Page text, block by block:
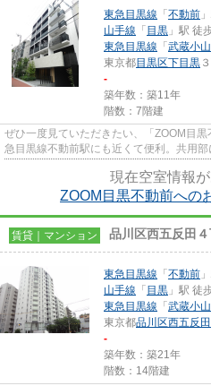
東急目黒線 「 不動前
山手線 「 目黒 」駅 徒
東急目黒線 「 武蔵小山
東京都目黒区下目黒
-
築年数：築11年
階数：7階建
ぜひ一度見ていただきたい、「ZOOM目
急目黒線不動前駅にも近くて便利。共用
現在空室情報が
ZOOM目黒不動前への
賃貸｜マンション 品川区西五反田
東急目黒線 「 不動前
山手線 「 目黒 」駅 徒
東急目黒線 「 武蔵小山
東京都品川区西五反田
-
築年数：築21年
階数：14階建